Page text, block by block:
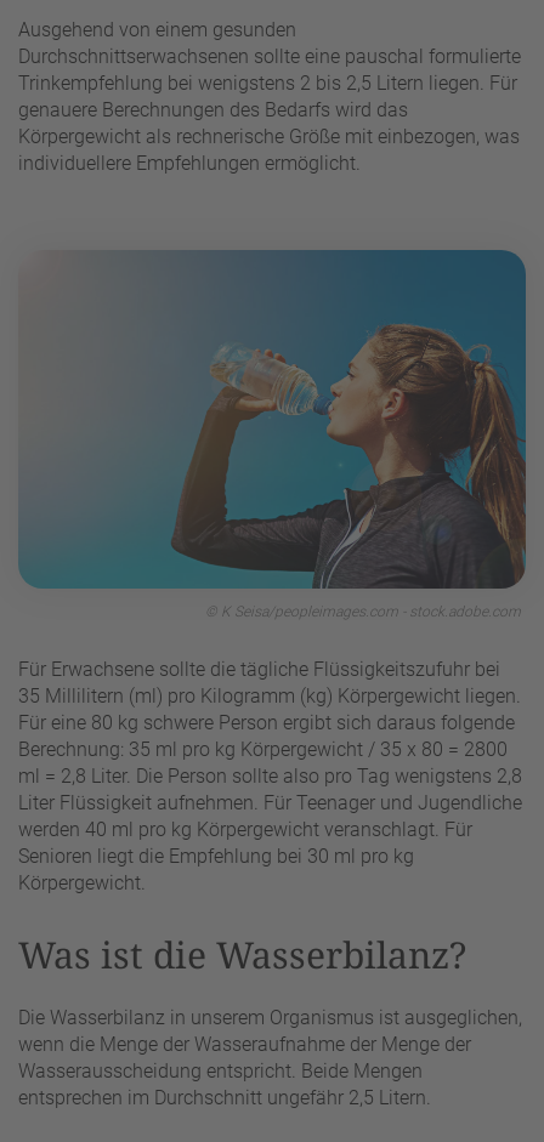
Ausgehend von einem gesunden
Durchschnittserwachsenen sollte eine pauschal formulierte
Trinkempfehlung bei wenigstens 2 bis 2,5 Litern liegen. Für
genauere Berechnungen des Bedarfs wird das
Körpergewicht als rechnerische Größe mit einbezogen, was
individuellere Empfehlungen ermöglicht.
© K Seisa/peopleimages.com - stock.adobe.com
Für Erwachsene sollte die tägliche Flüssigkeitszufuhr bei
35 Millilitern (ml) pro Kilogramm (kg) Körpergewicht liegen.
Für eine 80 kg schwere Person ergibt sich daraus folgende
Berechnung: 35 ml pro kg Körpergewicht / 35 x 80 = 2800
ml = 2,8 Liter. Die Person sollte also pro Tag wenigstens 2,8
Liter Flüssigkeit aufnehmen. Für Teenager und Jugendliche
werden 40 ml pro kg Körpergewicht veranschlagt. Für
Senioren liegt die Empfehlung bei 30 ml pro kg
Körpergewicht.
Was ist die Wasserbilanz?
Die Wasserbilanz in unserem Organismus ist ausgeglichen,
wenn die Menge der Wasseraufnahme der Menge der
Wasserausscheidung entspricht. Beide Mengen
entsprechen im Durchschnitt ungefähr 2,5 Litern.